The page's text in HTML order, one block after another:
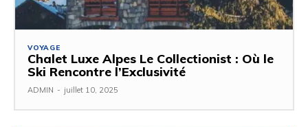
VOYAGE
Chalet Luxe Alpes Le Collectionist : Où le
Ski Rencontre l’Exclusivité
ADMIN - juillet 10, 2025